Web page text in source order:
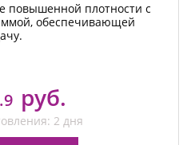
повышенной плотности с
обеспечивающей
.9 руб.
2 дня